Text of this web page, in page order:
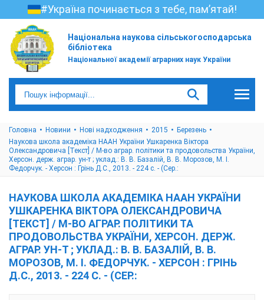
#Україна починається з тебе, пам’ятай!
Національна наукова сільськогосподарська
бібліотека
Національної академії аграрних наук України
Головна Новини Нові надходження 2015
Березень
Наукова школа академіка НААН України Ушкаренка Віктора
Олександровича [Текст] / М-во аграр. політики та продовольства України,
Херсон. держ. аграр. ун-т ; уклад.: В. В. Базалій, В. В. Морозов, М. І.
Федорчук. - Херсон : Грінь Д.С., 2013. - 224 с. - (Сер.:
НАУКОВА ШКОЛА АКАДЕМІКА НААН УКРАЇНИ
УШКАРЕНКА ВІКТОРА ОЛЕКСАНДРОВИЧА
[ТЕКСТ] / М-ВО АГРАР. ПОЛІТИКИ ТА
ПРОДОВОЛЬСТВА УКРАЇНИ, ХЕРСОН. ДЕРЖ.
АГРАР. УН-Т ; УКЛАД.: В. В. БАЗАЛІЙ, В. В.
МОРОЗОВ, М. І. ФЕДОРЧУК. - ХЕРСОН : ГРІНЬ
Д.С., 2013. - 224 С. - (СЕР.: